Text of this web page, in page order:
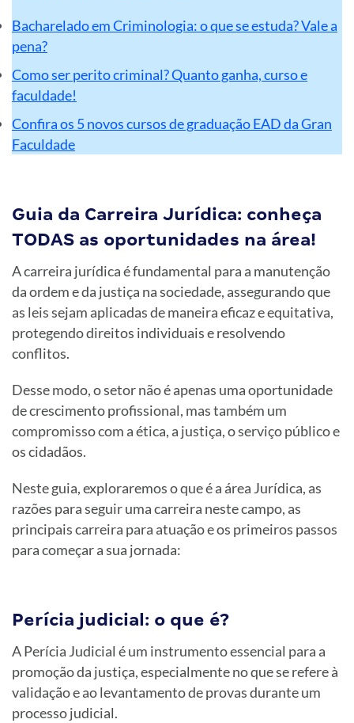
Bacharelado em Criminologia: o que se estuda? Vale a
pena?
Como ser perito criminal? Quanto ganha, curso e
faculdade!
Confira os 5 novos cursos de graduação EAD da Gran
Faculdade
Guia da Carreira Jurídica: conheça
TODAS as oportunidades na área!
A carreira jurídica é fundamental para a manutenção
da ordem e da justiça na sociedade, assegurando que
as leis sejam aplicadas de maneira eficaz e equitativa,
protegendo direitos individuais e resolvendo
conflitos.
Desse modo, o setor não é apenas uma oportunidade
de crescimento profissional, mas também um
compromisso com a ética, a justiça, o serviço público e
os cidadãos.
Neste guia, exploraremos o que é a área Jurídica, as
razões para seguir uma carreira neste campo, as
principais carreira para atuação e os primeiros passos
para começar a sua jornada:
Perícia judicial: o que é?
A Perícia Judicial é um instrumento essencial para a
promoção da justiça, especialmente no que se refere à
validação e ao levantamento de provas durante um
processo judicial.